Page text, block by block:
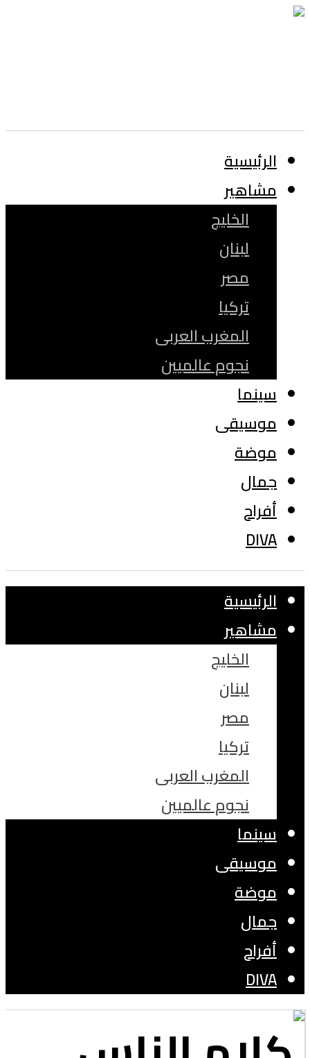
الرئيسية
مشاهير
الخليج
لبنان
مصر
تركيا
المغرب العربى
نجوم عالميين
سينما
موسيقى
موضة
جمال
أفراح
DIVA
الرئيسية
مشاهير
الخليج
لبنان
مصر
تركيا
المغرب العربى
نجوم عالميين
سينما
موسيقى
موضة
جمال
أفراح
DIVA